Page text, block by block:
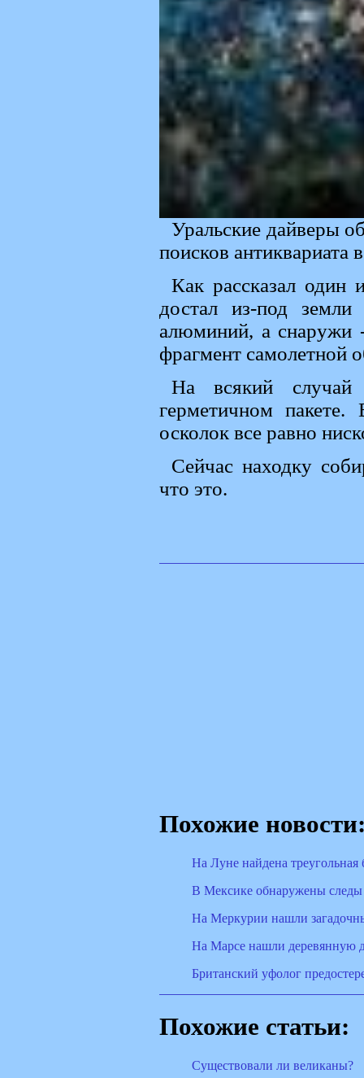
Уральские дайверы
поисков антиквариата
Как рассказал один
достал из-под
алюминий, а снаружи
фрагмент самолетной
На всякий случай
герметичном
осколок все равно
Сейчас находку
что это.
Похожие
На Луне найдена треугольная
В Мексике обнаружены следы
На Меркурии нашли
На Марсе нашли деревянную
Британский уфолог
Похожие статьи:
Существовали ли великаны?